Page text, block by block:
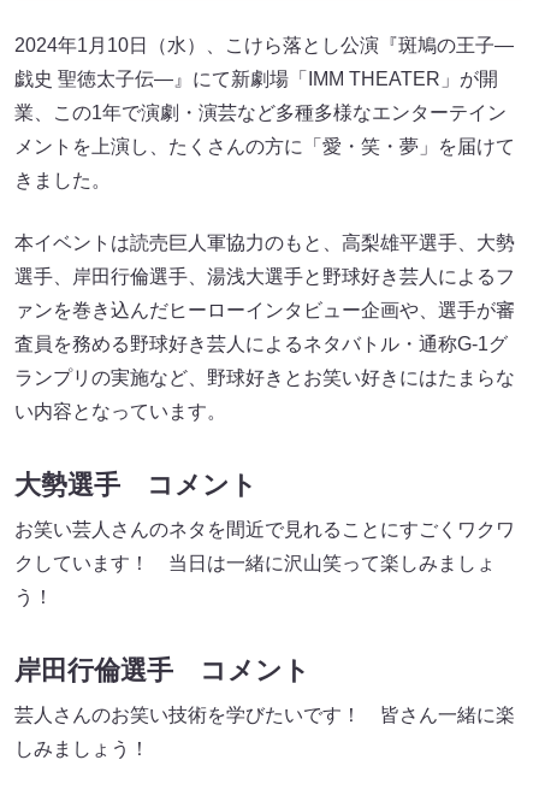
2024年1月10日（水）、こけら落とし公演『斑鳩の王子―
戯史 聖徳太子伝―』にて新劇場「IMM THEATER」が開
業、この1年で演劇・演芸など多種多様なエンターテイン
メントを上演し、たくさんの方に「愛・笑・夢」を届けて
きました。
本イベントは読売巨人軍協力のもと、高梨雄平選手、大勢
選手、岸田行倫選手、湯浅大選手と野球好き芸人によるフ
ァンを巻き込んだヒーローインタビュー企画や、選手が審
査員を務める野球好き芸人によるネタバトル・通称G-1グ
ランプリの実施など、野球好きとお笑い好きにはたまらな
い内容となっています。
大勢選手 コメント
お笑い芸人さんのネタを間近で見れることにすごくワクワ
クしています！ 当日は一緒に沢山笑って楽しみましょ
う！
岸田行倫選手 コメント
芸人さんのお笑い技術を学びたいです！ 皆さん一緒に楽
しみましょう！